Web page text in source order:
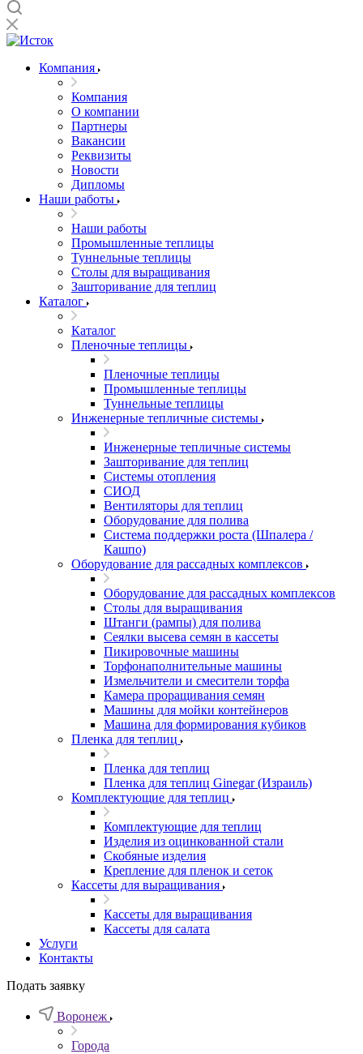
Компания
Компания
О компании
Партнеры
Вакансии
Реквизиты
Новости
Дипломы
Наши работы
Наши работы
Промышленные теплицы
Туннельные теплицы
Столы для выращивания
Зашторивание для теплиц
Каталог
Каталог
Пленочные теплицы
Пленочные теплицы
Промышленные теплицы
Туннельные теплицы
Инженерные тепличные системы
Инженерные тепличные системы
Зашторивание для теплиц
Системы отопления
СИОД
Вентиляторы для теплиц
Оборудование для полива
Система поддержки роста (Шпалера /
Кашпо)
Оборудование для рассадных комплексов
Оборудование для рассадных комплексов
Столы для выращивания
Штанги (рампы) для полива
Сеялки высева семян в кассеты
Пикировочные машины
Торфонаполнительные машины
Измельчители и смесители торфа
Камера проращивания семян
Машины для мойки контейнеров
Машина для формирования кубиков
Пленка для теплиц
Пленка для теплиц
Пленка для теплиц Ginegar (Израиль)
Комплектующие для теплиц
Комплектующие для теплиц
Изделия из оцинкованной стали
Скобяные изделия
Крепление для пленок и сеток
Кассеты для выращивания
Кассеты для выращивания
Кассеты для салата
Услуги
Контакты
Подать заявку
Воронеж
Города